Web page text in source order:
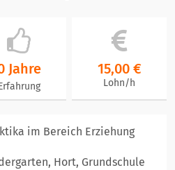
Jahre 15,00 €
Lohn/h
im Bereich Erziehung
Hort, Grundschule